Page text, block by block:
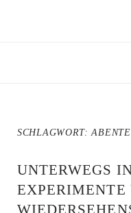
SCHLAGWORT:
UNTERWEGS
EXPERIMENTE